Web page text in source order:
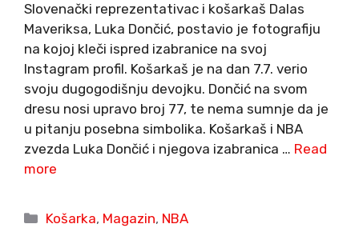
Slovenački reprezentativac i košarkaš Dalas
Maveriksa, Luka Dončić, postavio je fotografiju
na kojoj kleči ispred izabranice na svoj
Instagram profil. Košarkaš je na dan 7.7. verio
svoju dugogodišnju devojku. Dončić na svom
dresu nosi upravo broj 77, te nema sumnje da je
u pitanju posebna simbolika. Košarkaš i NBA
zvezda Luka Dončić i njegova izabranica … Read
more
Categories
Košarka, Magazin, NBA